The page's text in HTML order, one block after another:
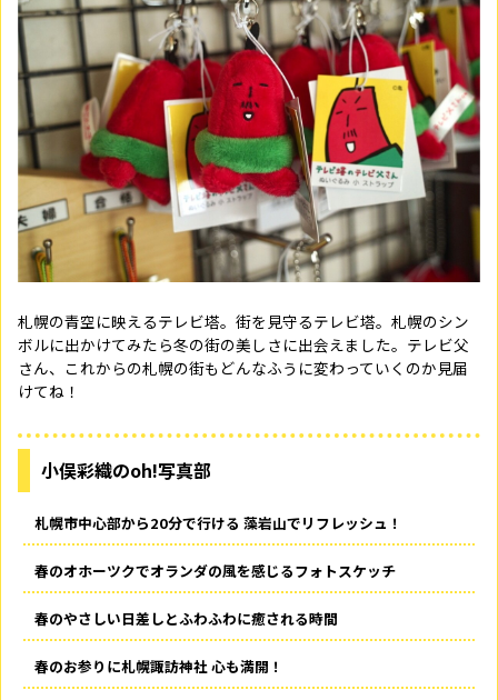
札幌の青空に映えるテレビ塔。街を見守るテレビ塔。札幌のシン
ボルに出かけてみたら冬の街の美しさに出会えました。テレビ父
さん、これからの札幌の街もどんなふうに変わっていくのか見届
けてね！
小俣彩織のoh!写真部
札幌市中心部から20分で行ける 藻岩山でリフレッシュ！
春のオホーツクでオランダの風を感じるフォトスケッチ
春のやさしい日差しとふわふわに癒される時間
春のお参りに札幌諏訪神社 心も満開！